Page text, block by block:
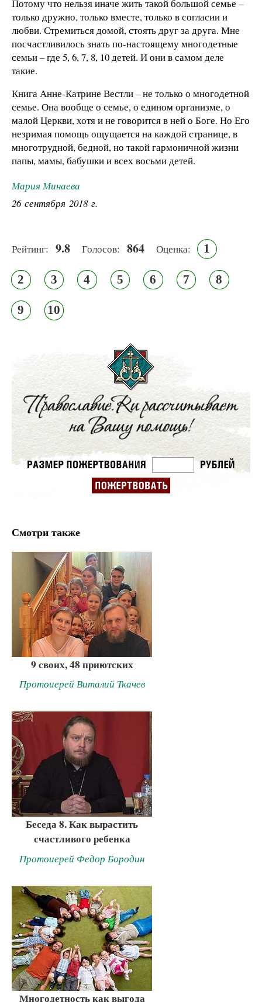
Потому что нельзя иначе жить такой большой семье –
только дружно, только вместе, только в согласии и
любви. Стремиться домой, стоять друг за друга. Мне
посчастливилось знать по-настоящему многодетные
семьи – где 5, 6, 7, 8, 10 детей. И они в самом деле
такие.
Книга Анне-Катрине Вестли – не только о многодетной
семье. Она вообще о семье, о едином организме, о
малой Церкви, хотя и не говорится в ней о Боге. Но Его
незримая помощь ощущается на каждой странице, в
многотрудной, бедной, но такой гармоничной жизни
папы, мамы, бабушки и всех восьми детей.
Мария Минаева
26 сентября 2018 г.
Рейтинг: 9.8 Голосов: 864 Оценка: 1
2 3 4 5 6 7 8
9 10
Смотри также
9 своих, 48 приютских
Протоиерей Виталий Ткачев
Беседа 8. Как вырастить
счастливого ребенка
Протоиерей Федор Бородин
Многодетность как выгода